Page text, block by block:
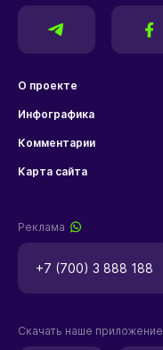
О проекте
Инфографика
Комментарии
Карта сайта
Реклама
+7 (700) 3 888 188
Скачать наше приложение